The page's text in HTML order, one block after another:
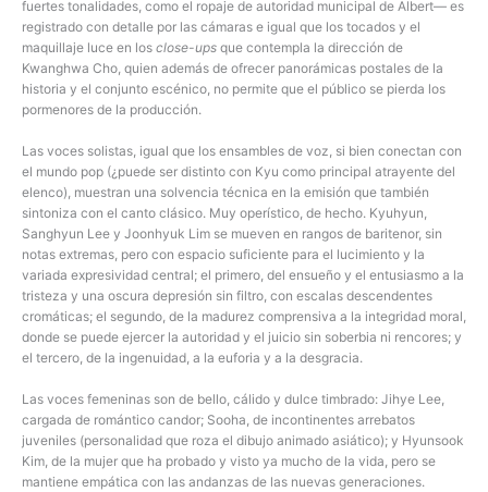
fuertes tonalidades, como el ropaje de autoridad municipal de Albert— es
registrado con detalle por las cámaras e igual que los tocados y el
maquillaje luce en los close-ups que contempla la dirección de
Kwanghwa Cho, quien además de ofrecer panorámicas postales de la
historia y el conjunto escénico, no permite que el público se pierda los
pormenores de la producción.
Las voces solistas, igual que los ensambles de voz, si bien conectan con
el mundo pop (¿puede ser distinto con Kyu como principal atrayente del
elenco), muestran una solvencia técnica en la emisión que también
sintoniza con el canto clásico. Muy operístico, de hecho. Kyuhyun,
Sanghyun Lee y Joonhyuk Lim se mueven en rangos de baritenor, sin
notas extremas, pero con espacio suficiente para el lucimiento y la
variada expresividad central; el primero, del ensueño y el entusiasmo a la
tristeza y una oscura depresión sin filtro, con escalas descendentes
cromáticas; el segundo, de la madurez comprensiva a la integridad moral,
donde se puede ejercer la autoridad y el juicio sin soberbia ni rencores; y
el tercero, de la ingenuidad, a la euforia y a la desgracia.
Las voces femeninas son de bello, cálido y dulce timbrado: Jihye Lee,
cargada de romántico candor; Sooha, de incontinentes arrebatos
juveniles (personalidad que roza el dibujo animado asiático); y Hyunsook
Kim, de la mujer que ha probado y visto ya mucho de la vida, pero se
mantiene empática con las andanzas de las nuevas generaciones.